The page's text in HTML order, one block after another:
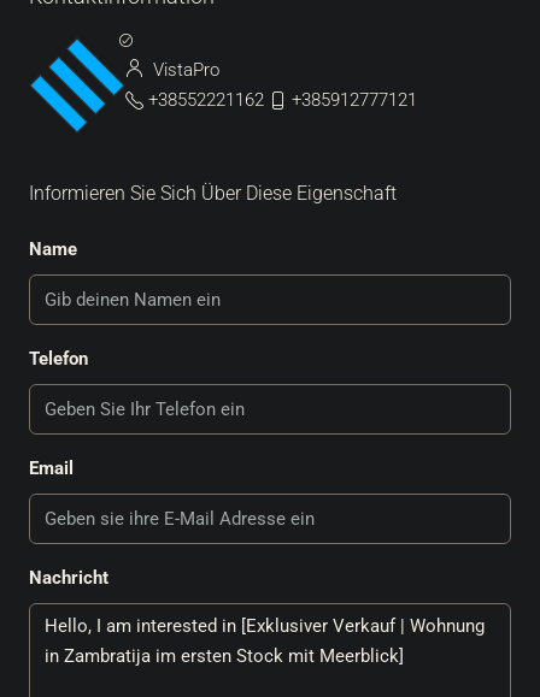
VistaPro
+38552221162
+385912777121
Informieren Sie Sich Über Diese Eigenschaft
Name
Telefon
Email
Nachricht